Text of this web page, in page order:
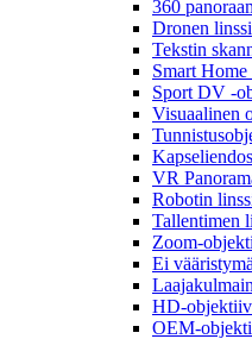
360
Dronen linssi
Tekstin
Smart Home
Sport DV -
Visuaalinen
VR
Robotin
Tallentimen
Zoom-
Ei
HD-
OEM-